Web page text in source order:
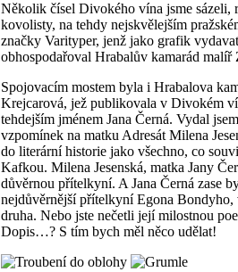
Několik čísel Divokého vína jsme sázeli,
kovolisty, na tehdy nejskvělejším
značky Varityper, jenž jako grafik
obhospodařoval Hrabalův kamarád malíř
Spojovacím mostem byla i Hrabalova
Krejcarová, jež publikovala v Divokém
tehdejším jménem Jana Černá. Vydal
vzpomínek na matku Adresát Milena
do literární historie jako všechno, co
Kafkou. Milena Jesenská, matka Jany
důvěrnou přítelkyní. A Jana Černá zase
nejdůvěrnější přítelkyní Egona Bondyho,
druha. Nebo jste nečetli její milostnou
Dopis…? S tím bych měl něco udělat!